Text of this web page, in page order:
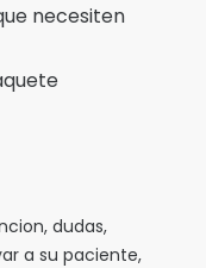
necesiten
dudas,
a su paciente,